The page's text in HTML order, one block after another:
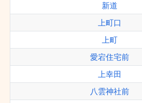
新道
上町口
上町
愛宕住宅前
上幸田
八雲神社前